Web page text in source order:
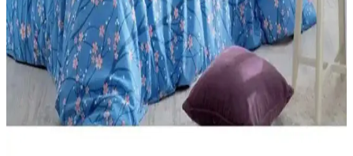
Geniş renk ve parça seçeneğiyle çocukların yaratıcılığını artıran
güvenli ve dayanıklı 208 parçalık boyama seti, eğlence ve eğitimi bir
arada sunar.
Ender Home CottonVerse ve Safir Tiny Tavşan
Kulaklı Çocuk Bornozlarının Karşılaştırması
İki popüler çocuk bornozunu detaylı şekilde karşılaştırıyoruz.